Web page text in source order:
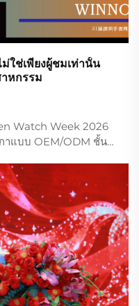
ม่ใช่เพียงผู้ชมเท่านั้น
หกรรม
Watch Week 2026
าแบบ OEM/ODM ชั้น
ปด้วยกัน